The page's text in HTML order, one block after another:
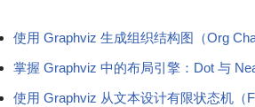
使用 Graphviz 生成组织结构图（Org
掌握 Graphviz 中的布局引擎：Dot 与
使用 Graphviz 从文本设计有限状态机（